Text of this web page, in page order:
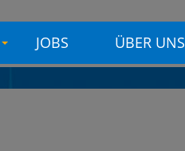
JOBS ÜBER UNS